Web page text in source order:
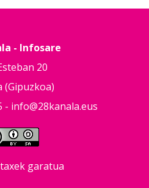
- Infosare
20
(Gipuzkoa)
- info@28kanala.eus
garatua